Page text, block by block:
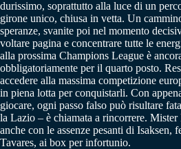
durissimo, soprattutto alla luce di un
girone unico, chiusa in vetta. Un
speranze, svanite poi nel momento
voltare pagina e concentrare tutte le
alla prossima Champions League è
obbligatoriamente per il quarto posto.
accedere alla massima competizione
in piena lotta per conquistarli. Con
giocare, ogni passo falso può risultare
la Lazio – è chiamata a rincorrere.
anche con le assenze pesanti di Isaksen,
Tavares, ai box per infortunio.